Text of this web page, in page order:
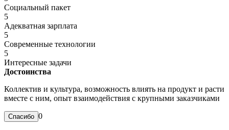
Социальный пакет
5
Адекватная зарплата
5
Современные технологии
5
Интересные задачи
Достоинства
Коллектив и культура, возможность влиять на продукт и расти
вместе с ним, опыт взаимодействия с крупными заказчиками
0